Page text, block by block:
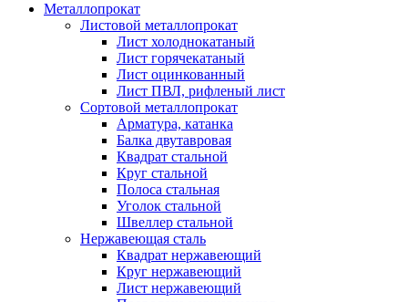
Металлопрокат
Листовой металлопрокат
Лист холоднокатаный
Лист горячекатаный
Лист оцинкованный
Лист ПВЛ, рифленый лист
Сортовой металлопрокат
Арматура, катанка
Балка двутавровая
Квадрат стальной
Круг стальной
Полоса стальная
Уголок стальной
Швеллер стальной
Нержавеющая сталь
Квадрат нержавеющий
Круг нержавеющий
Лист нержавеющий